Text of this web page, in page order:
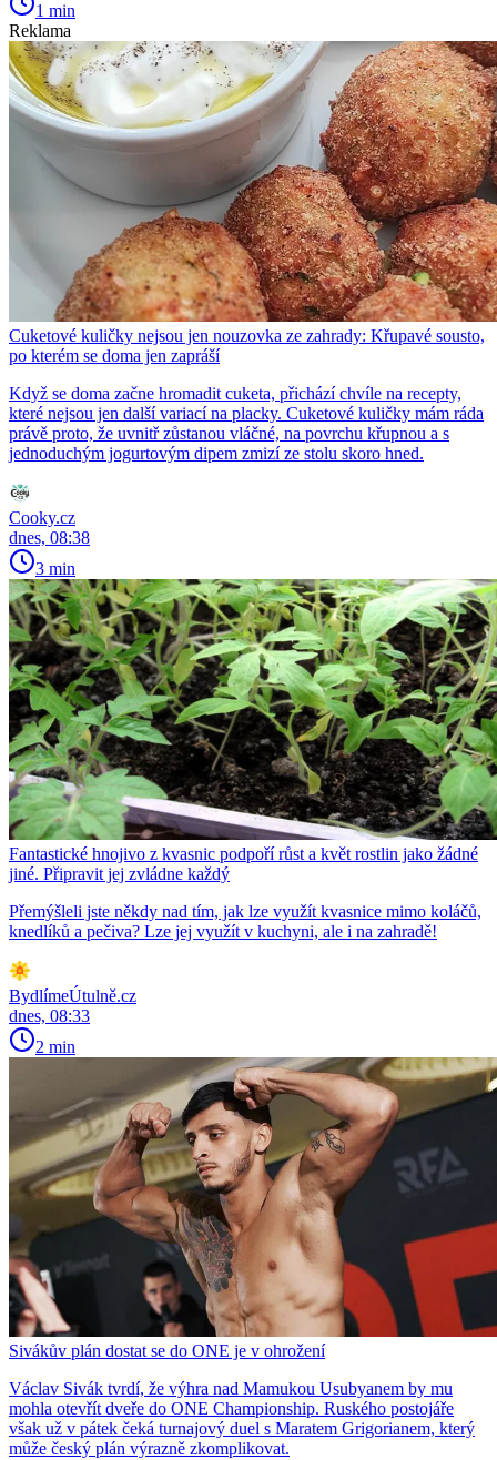
1 min
Reklama
Cuketové kuličky nejsou jen nouzovka ze zahrady: Křupavé sousto,
po kterém se doma jen zapráší
Když se doma začne hromadit cuketa, přichází chvíle na recepty,
které nejsou jen další variací na placky. Cuketové kuličky mám ráda
právě proto, že uvnitř zůstanou vláčné, na povrchu křupnou a s
jednoduchým jogurtovým dipem zmizí ze stolu skoro hned.
Cooky.cz
dnes, 08:38
3 min
Fantastické hnojivo z kvasnic podpoří růst a květ rostlin jako žádné
jiné. Připravit jej zvládne každý
Přemýšleli jste někdy nad tím, jak lze využít kvasnice mimo koláčů,
knedlíků a pečiva? Lze jej využít v kuchyni, ale i na zahradě!
BydlímeÚtulně.cz
dnes, 08:33
2 min
Sivákův plán dostat se do ONE je v ohrožení
Václav Sivák tvrdí, že výhra nad Mamukou Usubyanem by mu
mohla otevřít dveře do ONE Championship. Ruského postojáře
však už v pátek čeká turnajový duel s Maratem Grigorianem, který
může český plán výrazně zkomplikovat.